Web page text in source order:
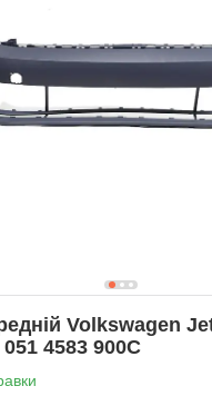
Volkswagen
4583 900C